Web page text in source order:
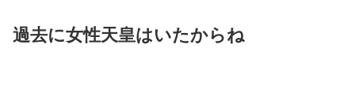
過去に女性天皇はいたからね